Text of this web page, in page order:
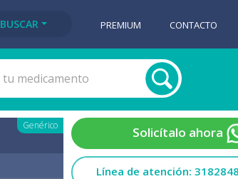
BUSCAR PREMIUM CONTACTO
Genérico Solicítalo ahora
Línea de atención: